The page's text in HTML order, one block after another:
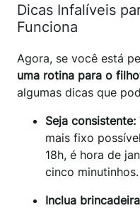
Dicas Infalíveis
Funciona
Agora, se você está
uma rotina para o
algumas dicas que
Seja consistente:
mais fixo
18h, é hora de
cinco minutinhos.
Inclua